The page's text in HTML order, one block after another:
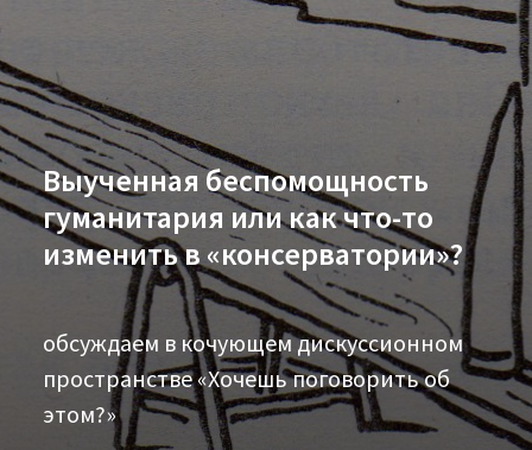
Выученная беспомощность
гуманитария или как что-то
изменить в «консерватории»?
обсуждаем в кочующем дискуссионном
пространстве «Хочешь поговорить об
этом?»